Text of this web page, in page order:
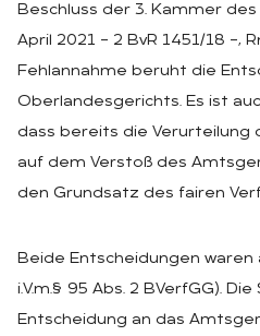
Beschluss der 3. Kammer
April 2021 – 2 BvR 1451/18 –,
Fehlannahme beruht die
Oberlandesgerichts. Es ist
dass bereits die Verurteilung
auf dem Verstoß des
den Grundsatz des fairen
Beide Entscheidungen waren
i.V.m.§ 95 Abs. 2 BVerfGG).
Entscheidung an das